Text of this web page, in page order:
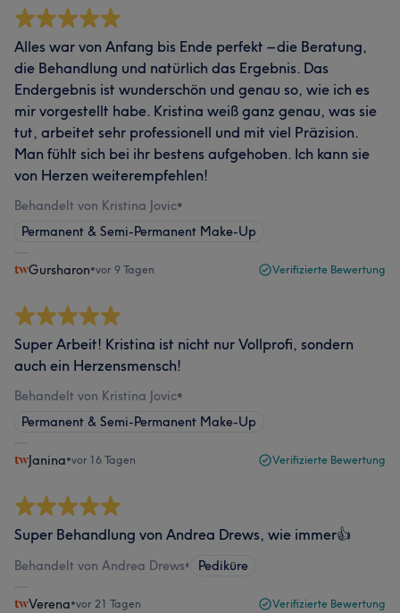
Alles war von Anfang bis Ende perfekt – die Beratung,
die Behandlung und natürlich das Ergebnis. Das
Endergebnis ist wunderschön und genau so, wie ich es
mir vorgestellt habe. Kristina weiß ganz genau, was sie
tut, arbeitet sehr professionell und mit viel Präzision.
Man fühlt sich bei ihr bestens aufgehoben. Ich kann sie
von Herzen weiterempfehlen!
Behandelt von Kristina Jovic•
Permanent & Semi-Permanent Make-Up
Gursharon•vor 9 Tagen Verifizierte Bewertung
Super Arbeit! Kristina ist nicht nur Vollprofi, sondern
auch ein Herzensmensch!
Behandelt von Kristina Jovic•
Permanent & Semi-Permanent Make-Up
Janina•vor 16 Tagen Verifizierte Bewertung
Super Behandlung von Andrea Drews, wie immer👍
Behandelt von Andrea Drews• Pediküre
Verena•vor 21 Tagen Verifizierte Bewertung